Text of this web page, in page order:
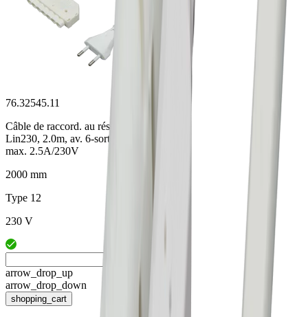
76.32545.11
Câble de raccord. au réseau
Lin230, 2.0m, av. 6-sorties,
max. 2.5A/230V
2000 mm
Type 12
230 V
arrow_drop_up
arrow_drop_down
shopping_cart